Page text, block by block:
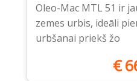
Oleo-Mac MTL 51 ir
zemes urbis, ideāli
urbšanai priekš žo
€